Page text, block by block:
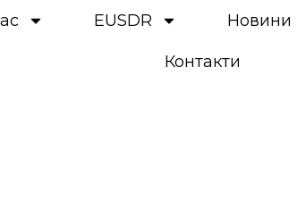
EUSDR Новини
Контакти